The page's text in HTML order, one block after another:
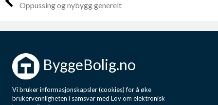
Oppussing og nybygg generelt
ByggeBolig.no
Vi bruker informasjonskapsler (cookies) for å øke
brukervennligheten i samsvar med Lov om elektronisk